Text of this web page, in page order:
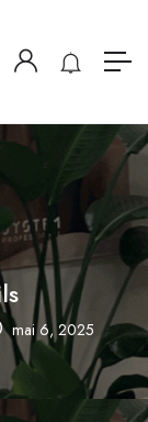
mai 6, 2025